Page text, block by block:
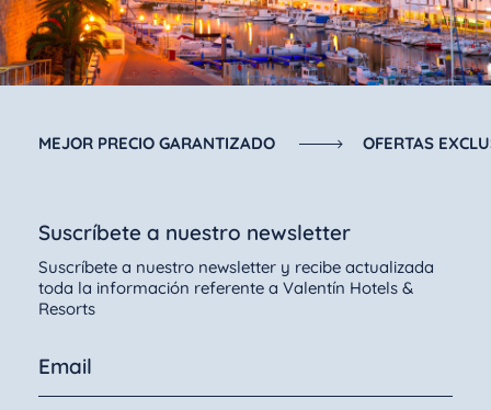
MEJOR PRECIO GARANTIZADO OFERTAS
Suscríbete a nuestro newsletter
Suscríbete a nuestro newsletter y recibe actualizada
toda la información referente a Valentín Hotels &
Resorts